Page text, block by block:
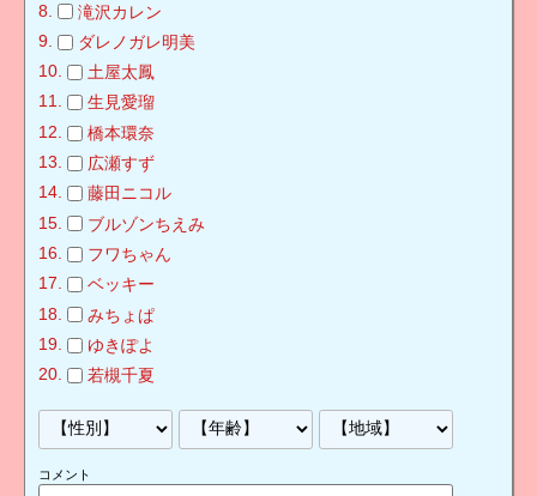
滝沢カレン
ダレノガレ明美
土屋太鳳
生見愛瑠
橋本環奈
広瀬すず
藤田ニコル
ブルゾンちえみ
フワちゃん
ベッキー
みちょぱ
ゆきぽよ
若槻千夏
コメント